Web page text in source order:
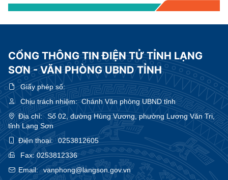
CỔNG THÔNG TIN ĐIỆN TỬ TỈNH LẠNG
SƠN - VĂN PHÒNG UBND TỈNH
Giấy phép số:
Chịu trách nhiệm:Chánh Văn phòng UBND tỉnh
Địa chỉ:
Số 02, đường Hùng Vương, phường Lương Văn Tri,
tỉnh Lạng Sơn
Điện thoại:
0253812605
Fax:0253812336
Email:
vanphong@langson.gov.vn